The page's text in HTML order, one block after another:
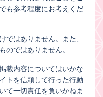
も参考程度にお考えくだ
ではありません。また、
のではありません。
載内容についてはいかな
トを信頼して行った行動
て一切責任を負いかねま